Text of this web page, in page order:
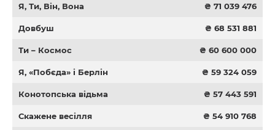
Я, Ти, Він, Вона ₴ 71 039 476
Довбуш ₴ 68 531 881
Ти – Космос ₴ 60 600 000
Я, «Побєда» і Берлін ₴ 59 324 059
Конотопська відьма ₴ 57 443 591
Скажене весілля ₴ 54 910 768